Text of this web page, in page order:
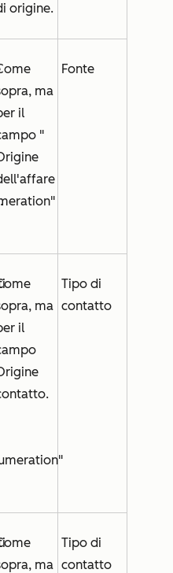
origine.
ma
il
"
Fonte
ma
il
.
Tipo di
contatto
ma
Tipo di
contatto